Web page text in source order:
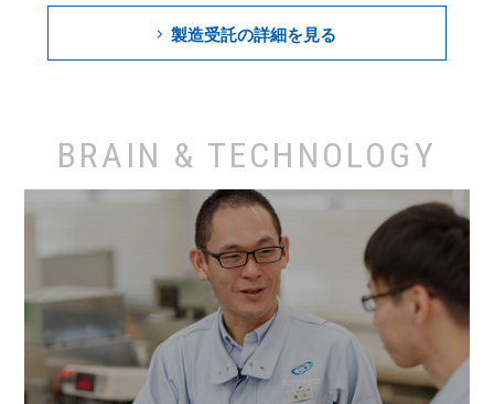
製造受託の詳細を見る
BRAIN & TECHNOLOGY